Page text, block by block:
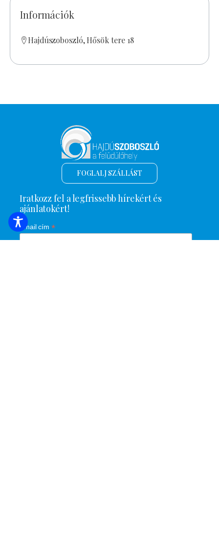
Információk
Hajdúszoboszló, Hősök tere 18
FOGLALJ SZÁLLÁST
Iratkozz fel a legfrissebb hírekért és
ajánlatokért!
Email cím *